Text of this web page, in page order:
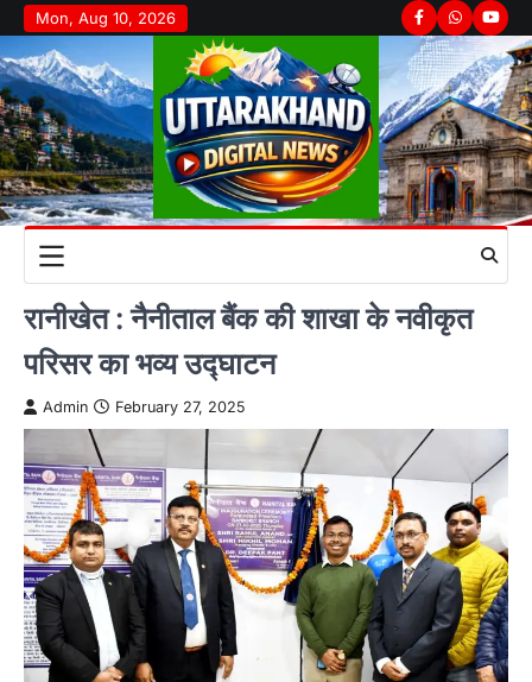
Skip
to
content
Mon, Aug 10, 2026 Facebook
Whatsapp
रानीखेत : नैनीताल बैंक की शाखा के नवीकृत
परिसर का भव्य उद्घाटन
Admin February 27, 2025